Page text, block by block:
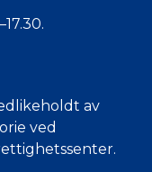
av
ved